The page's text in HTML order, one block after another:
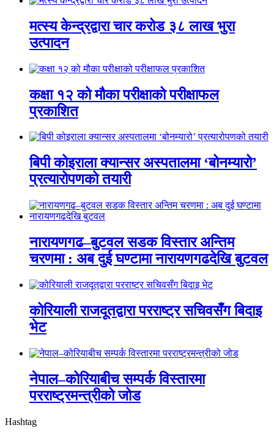
मत्स्य केन्द्रद्वारा चार करोड ३८ लाख भुरा
उत्पादन
कक्षा १२ को मौका परीक्षाको परीक्षाफल
प्रकाशित
बिपी कोइराला क्यान्सर अस्पतालमा ‘बोनम्यारो’
प्रत्यारोपणको तयारी
नारायणगढ–बुटवल सडक विस्तार अन्तिम
चरणमा : अब दुई घण्टामा नारायणगढदेखि बुटवल
कोरियाली राजदूतद्वारा परराष्ट्र सचिवसँग बिदाइ
भेट
नेपाल–कोरियाबीच सम्पर्क विस्तारमा
परराष्ट्रमन्त्रीको जोड
Hashtag